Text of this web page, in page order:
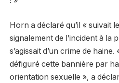
Horn a déclaré qu’il « suivait
signalement de l’incident à la
s’agissait d’un crime de
défiguré cette bannière par
orientation sexuelle », a